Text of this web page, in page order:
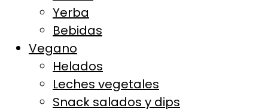
Yerba
Bebidas
Vegano
Helados
Leches vegetales
Snack salados y dips